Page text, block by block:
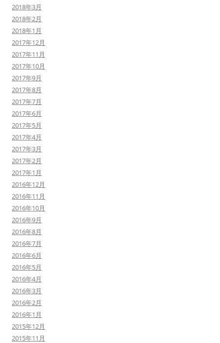
2018年3月
2018年2月
2018年1月
2017年12月
2017年11月
2017年10月
2017年9月
2017年8月
2017年7月
2017年6月
2017年5月
2017年4月
2017年3月
2017年2月
2017年1月
2016年12月
2016年11月
2016年10月
2016年9月
2016年8月
2016年7月
2016年6月
2016年5月
2016年4月
2016年3月
2016年2月
2016年1月
2015年12月
2015年11月